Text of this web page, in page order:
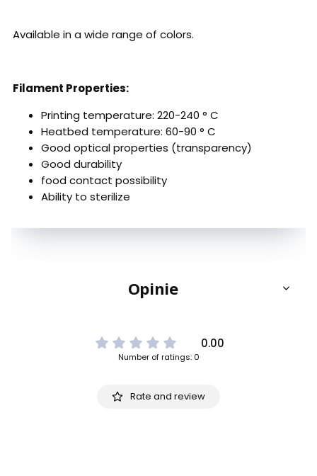
Available in a wide range of colors.
Filament Properties:
Printing temperature: 220-240 ° C
Heatbed temperature: 60-90 ° C
Good optical properties (transparency)
Good durability
food contact possibility
Ability to sterilize
Opinie
0.00
Number of ratings: 0
Rate and review